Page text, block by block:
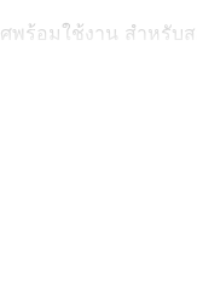
พร้อมใช้งาน สำหรับ